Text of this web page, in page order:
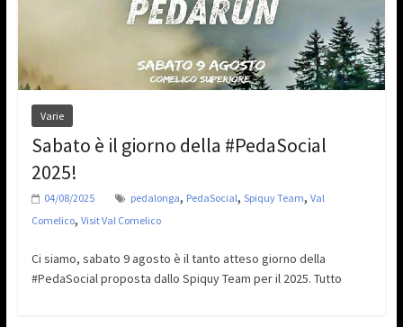
Varie
Sabato è il giorno della #PedaSocial
2025!
04/08/2025 pedalonga, PedaSocial, Spiquy Team, Val
Comelico, Visit Val Comelico
Ci siamo, sabato 9 agosto è il tanto atteso giorno della
#PedaSocial proposta dallo Spiquy Team per il 2025. Tutto